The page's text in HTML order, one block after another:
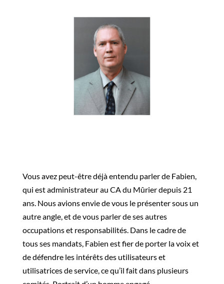
Vous avez peut-être déjà entendu parler de Fabien,
qui estadministrateurau CA du Mûrierdepuis 21
ans.Nous avions envie de vous le présenter sous un
autre angle, et de vous parler de ses autres
occupations et responsabilités. Dans le cadre de
tousses mandats,Fabien estfier de porter la voix et
de défendre les intérêtsdes utilisateurs et
utilisatrices de service, ce qu’il fait dans plusieurs